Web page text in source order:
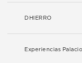
DHIERRO
Experiencias Palacio